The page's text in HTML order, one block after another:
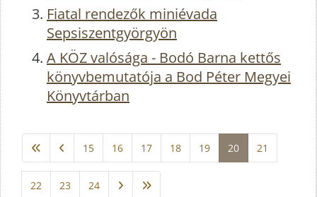
Fiatal rendezők miniévada
Sepsiszentgyörgyön
A KÖZ valósága - Bodó Barna kettős
könyvbemutatója a Bod Péter Megyei
Könyvtárban
15 16 17 18 19 20 21
22 23 24